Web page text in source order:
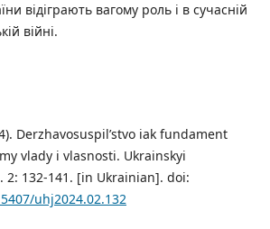
відіграють вагому роль і в сучасній
війні.
Derzhavosuspil’stvo iak fundament
vlady i vlasnosti. Ukrainskyi
2: 132-141. [in Ukrainian]. doi:
uhj2024.02.132